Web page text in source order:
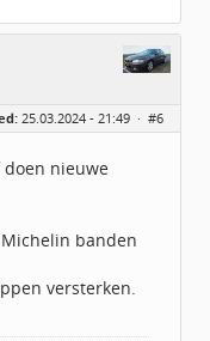
25.03.2024 - 21:49 · #6
nieuwe
banden
versterken.